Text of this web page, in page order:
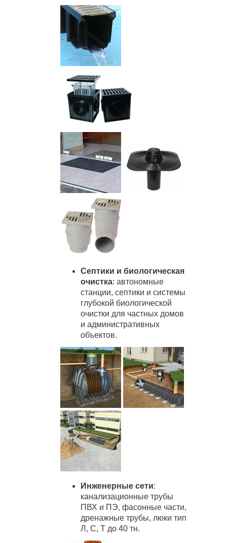
Септики и биологическая
очистка: автономные
станции, септики и системы
глубокой биологической
очистки для частных домов
и административных
объектов.
Инженерные сети:
канализационные трубы
ПВХ и ПЭ, фасонные части,
дренажные трубы, люки тип
Л, С, Т до 40 тн.